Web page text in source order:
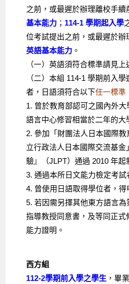
之前，或最遲於辦理離校手續
基本能力 ； 114-1 學期起入學
位考試提出之前，或最遲於辦
英語基本能力 。
（一）英語須符合標準請見上
（二）本組 114-1 學期前入
者，日語須符合以下任一標準
1. 曾於教育部認可之國內外
語言中心修習相當於二年的大
2. 參加「財團法人日本國際
立行政法人日本國際交流基金
驗』（JLPT）通過 2010 年起
3. 通過本所日文能力檢定考試
4. 曾使用日語取得學位者，得
5. 若因需另擇其他東方語言
指導教授同意書，及等同正
能力證明。
西方組
112-2學期前入學之學生 ，畢